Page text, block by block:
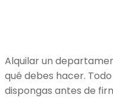
Alquilar un
qué debes hacer.
dispongas antes de